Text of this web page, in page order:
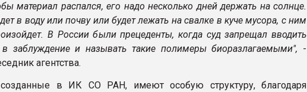
материал распался, его надо несколько дней держать на солнце.
в воду или почву или будет лежать на свалке в куче мусора, с ним
В России были прецеденты, когда суд запрещал вводить
в заблуждение и называть такие полимеры биоразлагаемыми", -
агентства.
созданные в ИК СО РАН, имеют особую структуру, благодаря